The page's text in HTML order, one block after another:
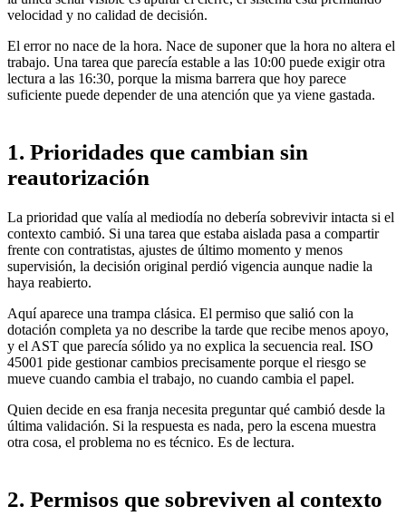
velocidad y no calidad de decisión.
El error no nace de la hora. Nace de suponer que la hora no altera el
trabajo. Una tarea que parecía estable a las 10:00 puede exigir otra
lectura a las 16:30, porque la misma barrera que hoy parece
suficiente puede depender de una atención que ya viene gastada.
1. Prioridades que cambian sin
reautorización
La prioridad que valía al mediodía no debería sobrevivir intacta si el
contexto cambió. Si una tarea que estaba aislada pasa a compartir
frente con contratistas, ajustes de último momento y menos
supervisión, la decisión original perdió vigencia aunque nadie la
haya reabierto.
Aquí aparece una trampa clásica. El permiso que salió con la
dotación completa ya no describe la tarde que recibe menos apoyo,
y el AST que parecía sólido ya no explica la secuencia real. ISO
45001 pide gestionar cambios precisamente porque el riesgo se
mueve cuando cambia el trabajo, no cuando cambia el papel.
Quien decide en esa franja necesita preguntar qué cambió desde la
última validación. Si la respuesta es nada, pero la escena muestra
otra cosa, el problema no es técnico. Es de lectura.
2. Permisos que sobreviven al contexto